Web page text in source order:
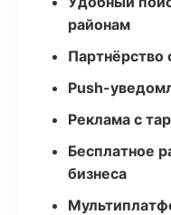
районам
Партнёрство
Push-
Реклама с
Бесплатное
бизнеса